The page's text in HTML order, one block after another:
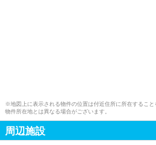
※地図上に表示される物件の位置は付近住所に所在するこ
物件所在地とは異なる場合がございます。
周辺施設